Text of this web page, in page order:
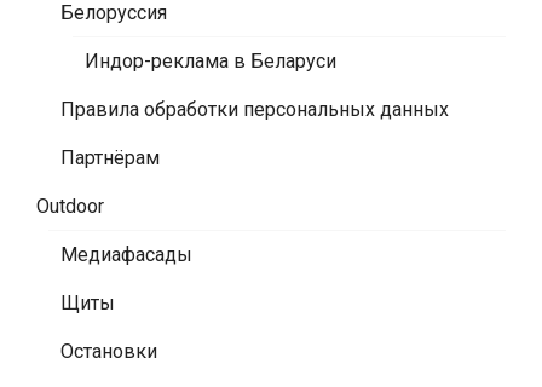
Белоруссия
Индор-реклама в Беларуси
Правила обработки персональных данных
Партнёрам
Outdoor
Медиафасады
Щиты
Остановки